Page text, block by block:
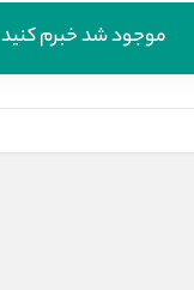
موجود شد خبرم کنید